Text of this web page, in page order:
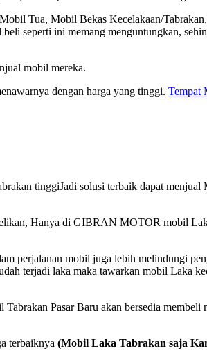
Tua, Mobil Bekas Kecelakaan/
seperti ini memang menguntungkan,
mobil mereka.
dengan harga yang tinggi. Tempat
tinggiJadi solusi terbaik dapat
Hanya di GIBRAN MOTOR mobil
mobil juga lebih melindungi
terjadi laka maka tawarkan mobil Laka
Pasar Baru akan bersedia
terbaiknya (Mobil Laka Tabrakan saja